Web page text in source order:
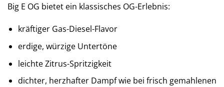
Big E OG bietet ein klassisches OG-Erlebnis:
kräftiger Gas-Diesel-Flavor
erdige, würzige Untertöne
leichte Zitrus-Spritzigkeit
dichter, herzhafter Dampf wie bei frisch gemahlenen